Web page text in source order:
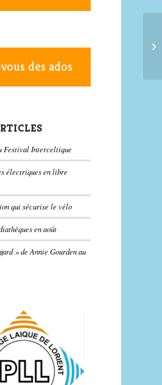
des ados
Festival Interceltique
électriques en libre
qui sécurise le vélo
en août
» de Annie Gourden au